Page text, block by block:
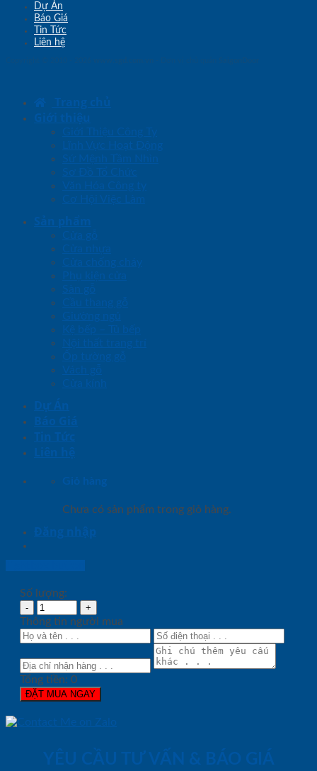
Dự Án
Báo Giá
Tin Tức
Liên hệ
Trang chủ
Giới thiệu
Giới Thiệu Công Ty
Lĩnh Vực Hoạt Động
Sứ Mệnh Tầm Nhìn
Sơ Đồ Tổ Chức
Văn Hóa Công ty
Cơ Hội Việc Làm
Sản phẩm
Cửa gỗ
Cửa nhựa
Cửa chống cháy
Phụ kiện cửa
Sàn gỗ
Cầu thang gỗ
Giường ngủ
Kệ bếp – Tủ bếp
Nội thất trang trí
Ốp tường gỗ
Vách gỗ
Cửa kính
Dự Án
Báo Giá
Tin Tức
Liên hệ
Giỏ hàng
Chưa có sản phẩm trong giỏ hàng.
Đăng nhập
Số lượng:
Thông tin người mua
Tổng tiền: 0
ĐẶT MUA NGAY
YÊU CẦU TƯ VẤN & BÁO GIÁ